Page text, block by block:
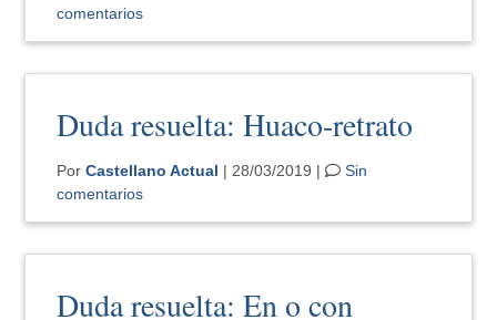
comentarios
Duda resuelta: Huaco-retrato
PorCastellano Actual | 28/03/2019 |
Sin
comentarios
Duda resuelta: En o con